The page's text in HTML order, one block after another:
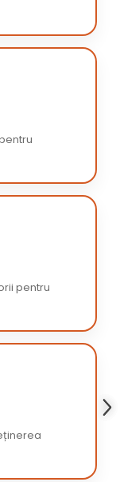
pentru